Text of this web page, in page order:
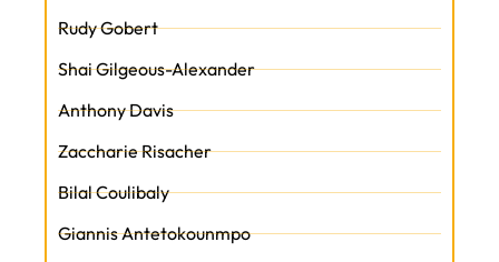
Rudy Gobert
Shai Gilgeous-Alexander
Anthony Davis
Zaccharie Risacher
Bilal Coulibaly
Giannis Antetokounmpo